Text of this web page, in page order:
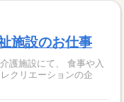
施設のお仕事
クリエーションの企